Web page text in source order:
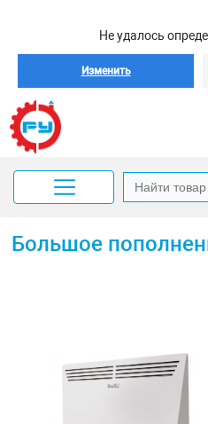
Не удалось
Изменить
Большое